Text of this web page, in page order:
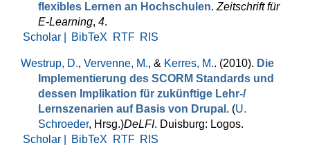
flexibles Lernen an Hochschulen. Zeitschrift für
E-Learning, 4.
Scholar |
BibTeX RTF RIS
Westrup, D., Vervenne, M., & Kerres, M.. (2010). Die
Implementierung des SCORM Standards und
dessen Implikation für zukünftige Lehr-/
Lernszenarien auf Basis von Drupal . (U.
Schroeder, Hrsg.)DeLFI. Duisburg: Logos.
Scholar |
BibTeX RTF RIS